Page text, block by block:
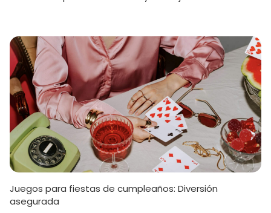
Juegos para fiestas de cumpleaños: Diversión
asegurada